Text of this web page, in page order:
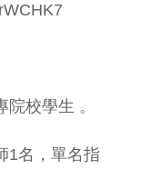
校學生 。
1名，單名指